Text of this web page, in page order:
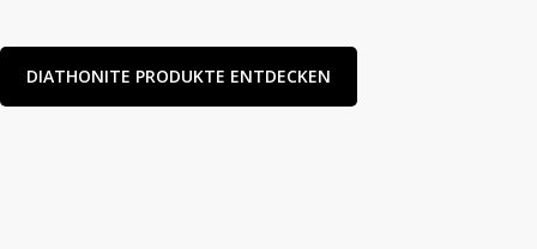
DIATHONITE PRODUKTE ENTDECKEN